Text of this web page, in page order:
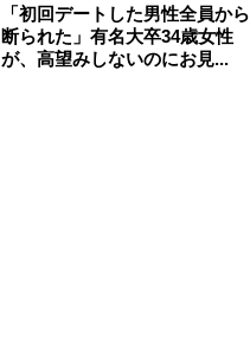
「初回デートした男性全員から
断られた」有名大卒34歳女性
が、高望みしないのにお見...